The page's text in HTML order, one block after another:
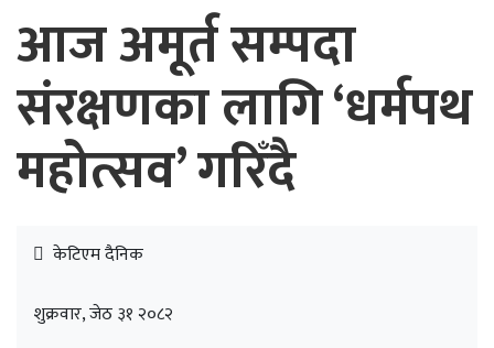
आज अमूर्त सम्पदा
संरक्षणका लागि ‘धर्मपथ
महोत्सव’ गरिँदै
केटिएम दैनिक
शुक्रवार, जेठ ३१ २०८२